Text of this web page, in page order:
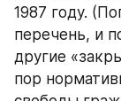
1987 году.
перечень, и
другие
пор